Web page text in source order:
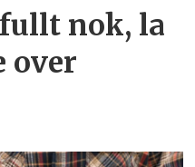
nok, la
over